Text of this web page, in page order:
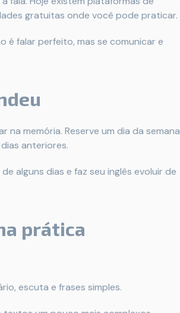
gratuitas onde você pode praticar.
é falar perfeito, mas se comunicar e
memória. Reserve um dia da semana
anteriores.
alguns dias e faz seu inglês evoluir de
prática
escuta e frases simples.